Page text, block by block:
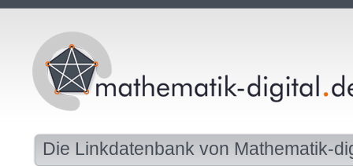
Die Linkdatenbank von Mathematik-